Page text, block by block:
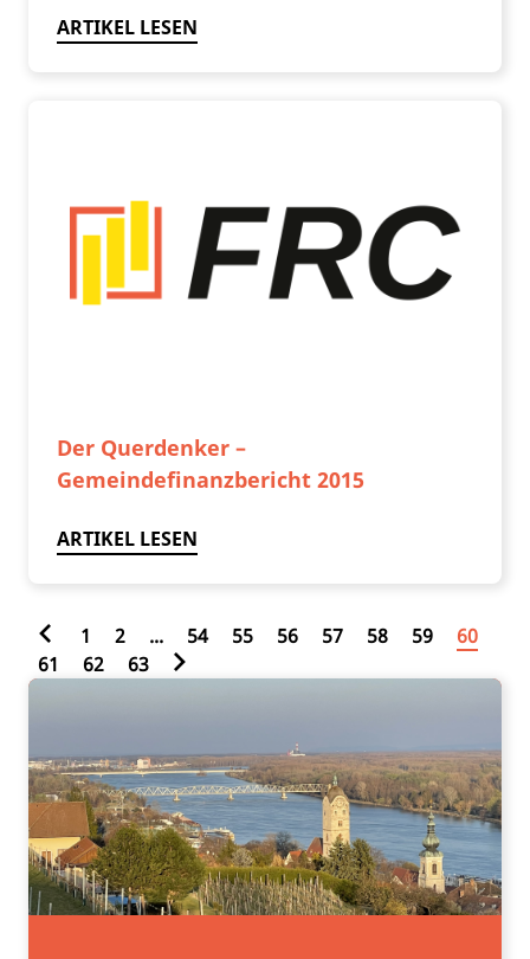
ARTIKEL LESEN
Der Querdenker –
Gemeindefinanzbericht 2015
ARTIKEL LESEN
1 2 ... 54 55 56 57 58 59
60
61
62 63